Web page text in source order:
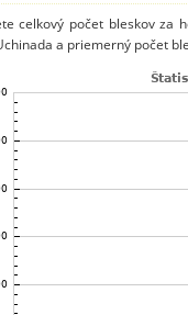
celkový počet bleskov za
a priemerný počet